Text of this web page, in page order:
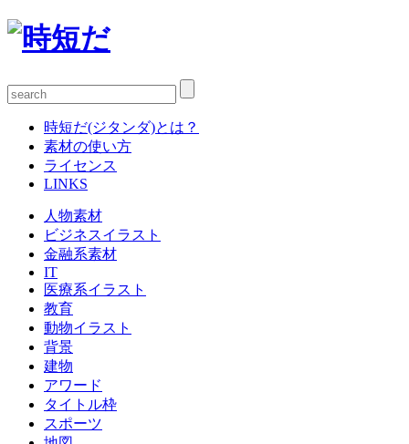
時短だ(ジタンダ)とは？
素材の使い方
ライセンス
LINKS
人物素材
ビジネスイラスト
金融系素材
IT
医療系イラスト
教育
動物イラスト
背景
建物
アワード
タイトル枠
スポーツ